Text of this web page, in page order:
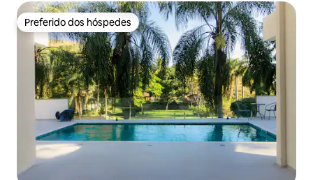
Preferido dos hóspedes
Preferido dos hóspedes